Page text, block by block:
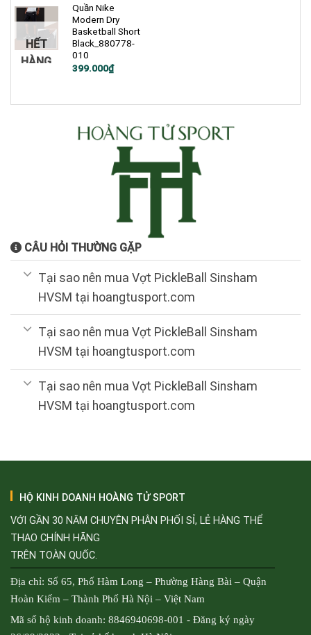
HẾT
HÀNG
Quần Nike
Modern Dry
Basketball Short
Black_880778-
010
Giá
399.000₫
Giá
399.000₫.
CÂU HỎI THƯỜNG GẶP
Tại sao nên mua Vợt PickleBall Sinsham
HVSM tại hoangtusport.com
Tại sao nên mua Vợt PickleBall Sinsham
HVSM tại hoangtusport.com
Tại sao nên mua Vợt PickleBall Sinsham
HVSM tại hoangtusport.com
HỘ KINH DOANH HOÀNG TỬ SPORT
VỚI GẦN 30 NĂM CHUYÊN PHÂN PHỐI SỈ, LẺ HÀNG THỂ
THAO CHÍNH HÃNG
TRÊN TOÀN QUỐC.
Địa chỉ: Số 65, Phố Hàm Long – Phường Hàng Bài – Quận
Hoàn Kiếm – Thành Phố Hà Nội – Việt Nam
Mã số hộ kinh doanh: 8846940698-001 - Đăng ký ngày